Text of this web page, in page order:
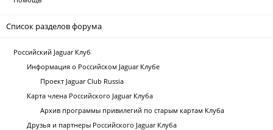
Список разделов форума
Российский Jaguar Клуб
Информация о Российском Jaguar Клубе
Проект Jaguar Club Russia
Карта члена Российского Jaguar Клуба
Архив программы привилегий по старым картам Клуба
Друзья и партнеры Российского Jaguar Клуба